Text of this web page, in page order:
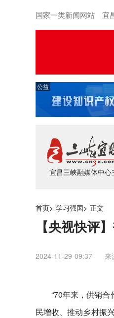
国家一类新闻网站 宜
公益
宜昌三峡融媒体中心
首页> 学习强国> 正文
【央视快评
2024-11-29 09:37 来
“70年来，供销
民增收、推动乡村振